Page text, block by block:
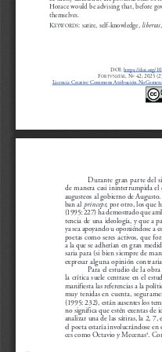
Horace would be advising that, before
themselves.
KEYWORDS : satire, self-knowledge, libertas
FORTVNATAE
, Nº 42; 2025
Licencia Creative Commons Atribución-
DOI: https://doi.org/
Durante gran parte del
de manera casi ininterrumpida el
augusteos al gobierno de Augusto.
ban al princeps ; por otro, los que
(1995: 227) ha demostrado que
tencia de una ideología, y que a
ya sea apoyando u oponiéndose a esa
poetas como seres activos, que
a la que se adherían en gran
saria para (si bien siempre de
expresar alguna opinión contraria
Para el estudio de la
la crítica suele centrase en el
manifiesta las referencias a la
muy tenidas en cuenta,
(1995: 232), están ausentes los
no significa que estén exentas de
analizar una de las sátiras, la 2, 7,
el poeta estaría involucrándose en
ces como Octavio y Mecenas
4.